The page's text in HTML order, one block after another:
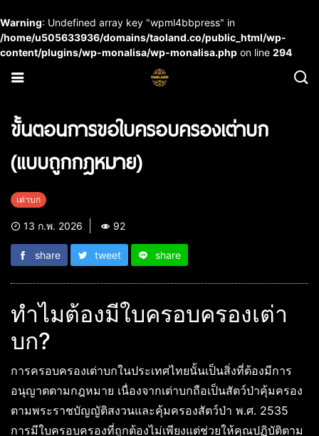
Warning: Undefined array key "wpml4bbpress" in
/home/u505633936/domains/taoland.co/public_html/wp-
content/plugins/wp-monalisa/wp-monalisa.php on line 294
ขั้นตอนการขอใบครอบครองเต่าบก
(แบบถูกกฎหมาย)
เต่าบก
13 ก.พ. 2026 92
share tweet share
ทำไมต้องมีใบครอบครองเต่า
บก?
การครอบครองเต่าบกในประเทศไทยนั้นเป็นสิ่งที่ต้องมีการ
อนุญาตตามกฎหมาย เนื่องจากเต่าบกถือเป็นสัตว์ป่าคุ้มครอง
ตามพระราชบัญญัติสงวนและคุ้มครองสัตว์ป่า พ.ศ. 2535
การมีใบครอบครองที่ถูกต้องไม่เพียงแต่ช่วยให้คุณปฏิบัติตาม